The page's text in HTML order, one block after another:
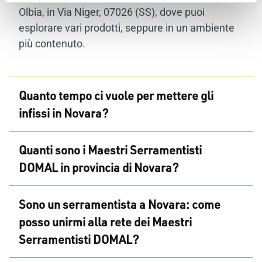
Olbia, in Via Niger, 07026 (SS), dove puoi
esplorare vari prodotti, seppure in un ambiente
più contenuto.
Quanto tempo ci vuole per mettere gli
infissi in Novara?
DOMAL in provincia di Novara possono variare
in base alla disponibilità deiMaestri
Serramentisti DOMAL. In generale, il processo di
installazione dipende dalla complessità del
progetto e dalla pianificazione degli installatori.
È consigliabile consultare direttamente i Maestri
Quanti sono i Maestri Serramentisti
DOMAL in provincia di Novara?
Maestri Serramentisti DOMAL, oltre ai numerosi
in Piemonte e Lombardia, che offrono
assistenza qualificata per la scelta e
l’installazione dei serramenti. Puoi trovare un
Sono un serramentista a Novara: come
posso unirmi alla rete dei Maestri
Serramentisti DOMAL?